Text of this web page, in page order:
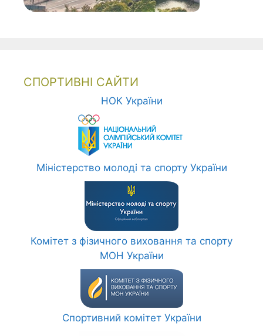
СПОРТИВНІ САЙТИ
НОК України
Міністерство молоді та спорту України
Комітет з фізичного виховання та спорту
МОН України
Спортивний комітет України